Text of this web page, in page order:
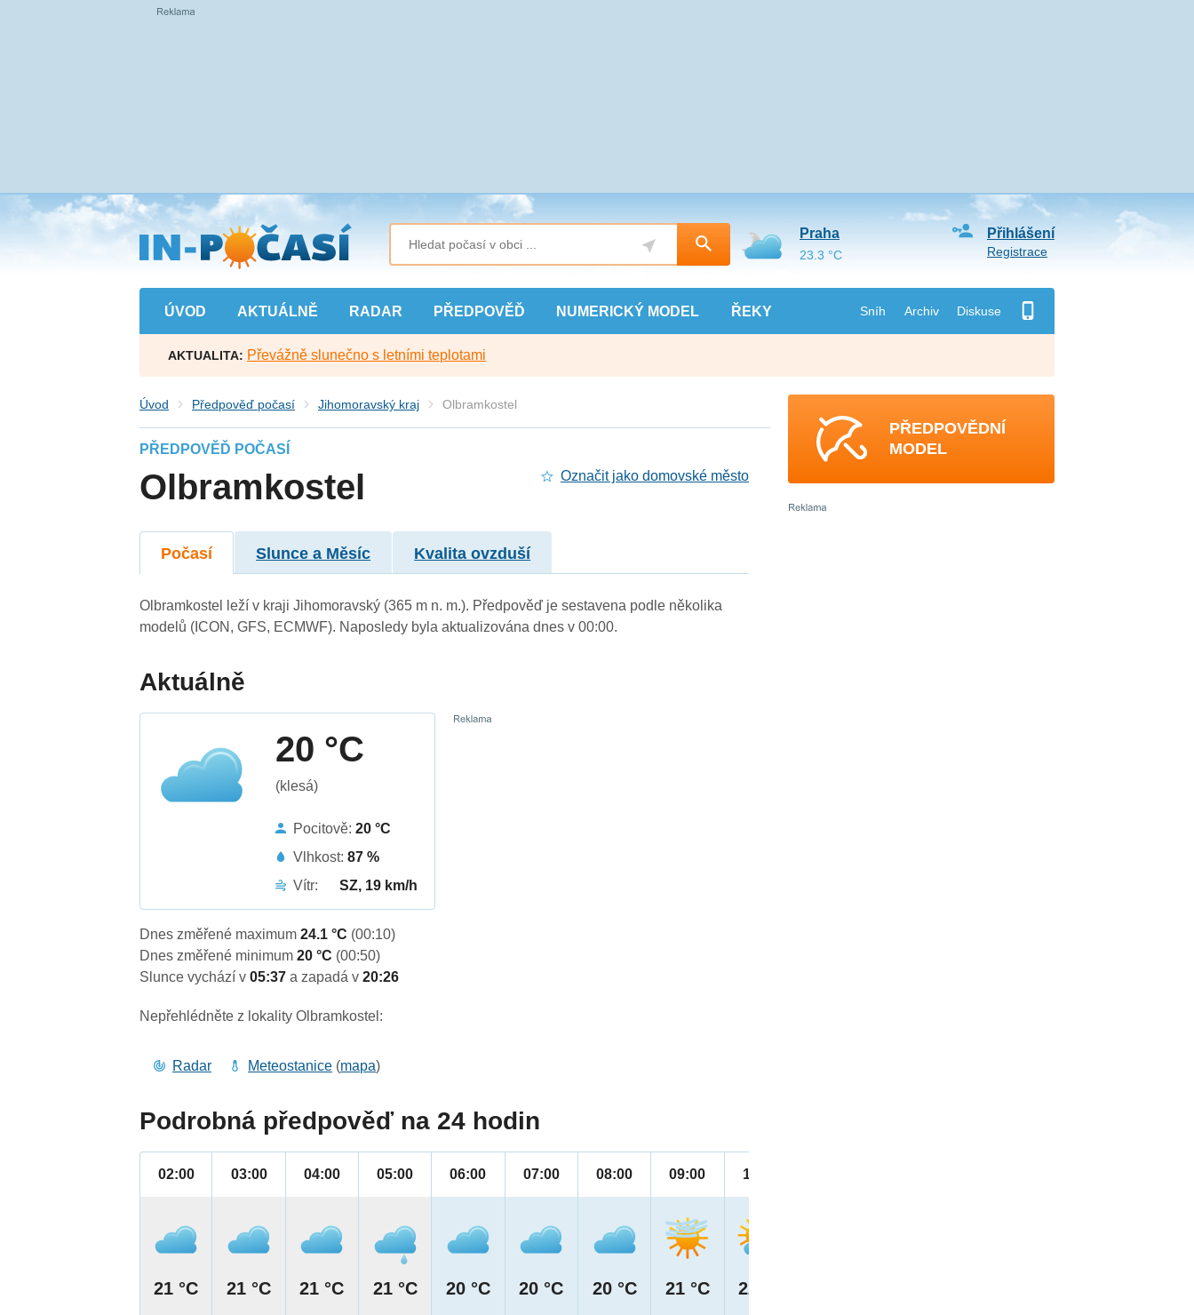
Přejít
na
hlavní
obsah
ÚVOD AKTUÁLNĚ RADAR PŘEDPOVĚĎ NUMERICKÝ MODEL ŘEKY Sníh Archiv Diskuse
Přihlášení
Registrace
Praha
23.3 °C
AKTUALITA: Převážně slunečno s letními teplotami
Úvod Předpověď počasí Jihomoravský kraj Olbramkostel
PŘEDPOVĚĎ POČASÍ
Olbramkostel Označit jako domovské město
Počasí Slunce a Měsíc Kvalita ovzduší
Olbramkostel leží v kraji Jihomoravský (365 m n. m.). Předpověď je sestavena podle několika
modelů (ICON, GFS, ECMWF). Naposledy byla aktualizována dnes v 00:00.
Aktuálně
20 °C
(klesá)
Pocitově:20 °C
Vlhkost:87 %
Vítr:
SZ, 19 km/h
Dnes změřené maximum24.1 °C (00:10)
Dnes změřené minimum20 °C (00:50)
Slunce vychází v05:37a zapadá v20:26
Nepřehlédněte z lokality Olbramkostel:
Radar Meteostanice (mapa)
Podrobná předpověď na 24 hodin
02:00
21 °C
03:00
21 °C
04:00
21 °C
05:00
21 °C
06:00
20 °C
07:00
20 °C
08:00
20 °C
09:00
21 °C
10:00
22 °C
PŘEDPOVĚDNÍ
MODEL